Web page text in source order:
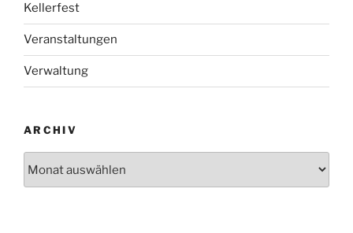
Kellerfest
Veranstaltungen
Verwaltung
ARCHIV